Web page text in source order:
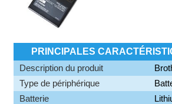
PRINCIPALES
Description du produit
Type de périphérique
Batterie